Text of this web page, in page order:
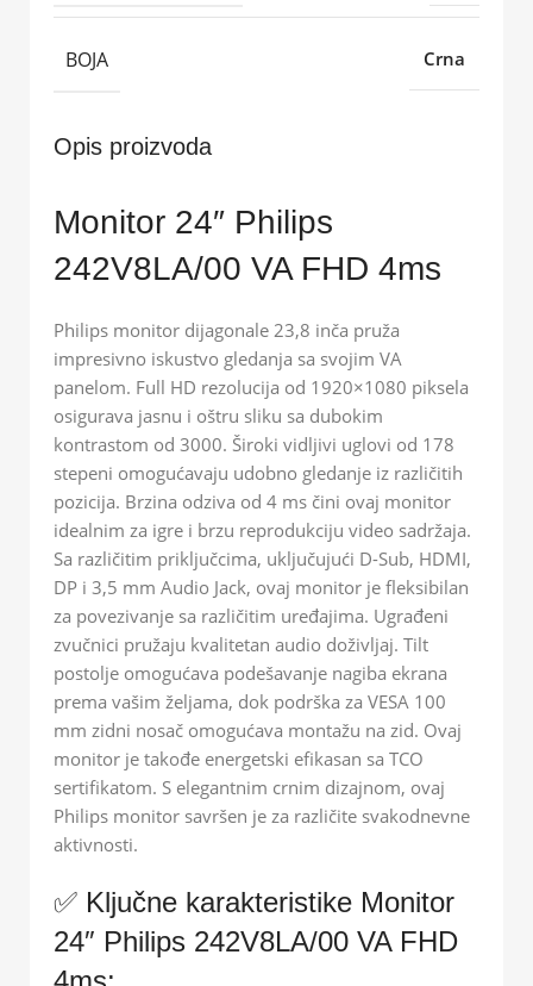
BOJA Crna
Opis proizvoda
Monitor 24″ Philips
242V8LA/00 VA FHD 4ms
Philips monitor dijagonale 23,8 inča pruža
impresivno iskustvo gledanja sa svojim VA
panelom. Full HD rezolucija od 1920×1080 piksela
osigurava jasnu i oštru sliku sa dubokim
kontrastom od 3000. Široki vidljivi uglovi od 178
stepeni omogućavaju udobno gledanje iz različitih
pozicija. Brzina odziva od 4 ms čini ovaj monitor
idealnim za igre i brzu reprodukciju video sadržaja.
Sa različitim priključcima, uključujući D-Sub, HDMI,
DP i 3,5 mm Audio Jack, ovaj monitor je fleksibilan
za povezivanje sa različitim uređajima. Ugrađeni
zvučnici pružaju kvalitetan audio doživljaj. Tilt
postolje omogućava podešavanje nagiba ekrana
prema vašim željama, dok podrška za VESA 100
mm zidni nosač omogućava montažu na zid. Ovaj
monitor je takođe energetski efikasan sa TCO
sertifikatom. S elegantnim crnim dizajnom, ovaj
Philips monitor savršen je za različite svakodnevne
aktivnosti.
✅ Ključne karakteristike Monitor
24″ Philips 242V8LA/00 VA FHD